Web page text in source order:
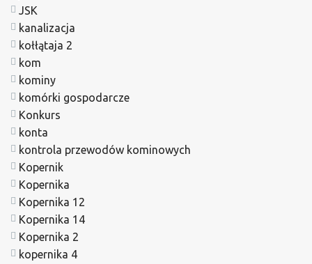
JSK
kanalizacja
kołłątaja 2
kom
kominy
komórki gospodarcze
Konkurs
konta
kontrola przewodów kominowych
Kopernik
Kopernika
Kopernika 12
Kopernika 14
Kopernika 2
kopernika 4